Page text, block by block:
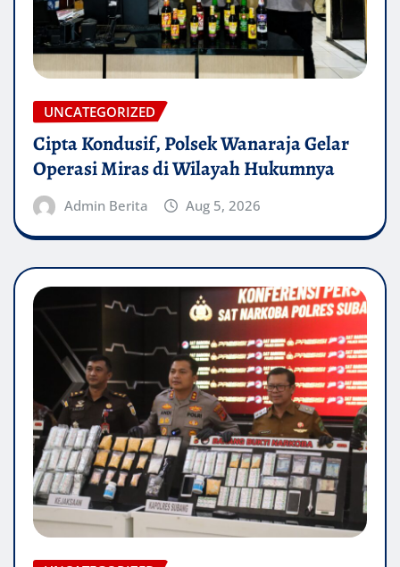
UNCATEGORIZED
Cipta Kondusif, Polsek Wanaraja Gelar
Operasi Miras di Wilayah Hukumnya
Admin Berita Aug 5, 2026